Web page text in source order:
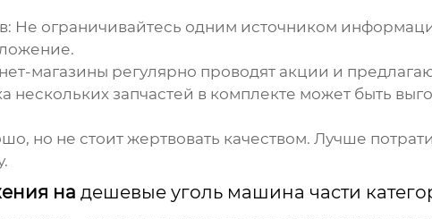
Не ограничивайтесь одним источником
магазины регулярно проводят акции и
нескольких запчастей в комплекте может быть
но не стоит жертвовать качеством. Лучше
на дешевые уголь машина части